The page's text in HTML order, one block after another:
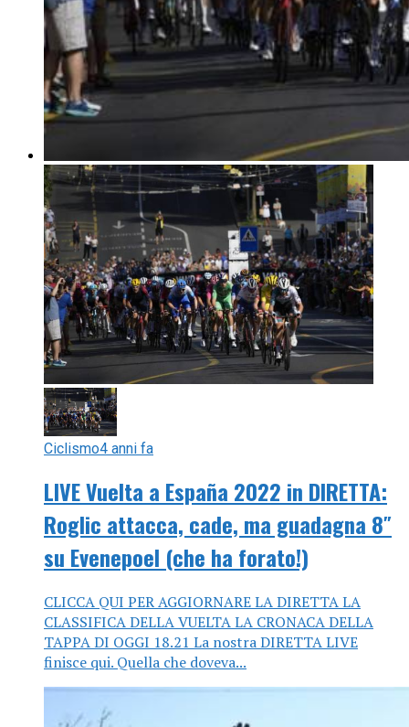
Ciclismo4 anni fa
LIVE Vuelta a España 2022 in DIRETTA:
Roglic attacca, cade, ma guadagna 8″
su Evenepoel (che ha forato!)
CLICCA QUI PER AGGIORNARE LA DIRETTA LA
CLASSIFICA DELLA VUELTA LA CRONACA DELLA
TAPPA DI OGGI 18.21 La nostra DIRETTA LIVE
finisce qui. Quella che doveva...